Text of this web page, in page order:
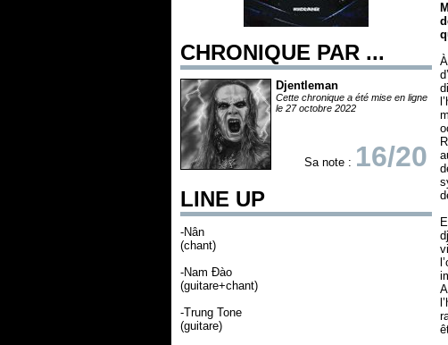
CHRONIQUE PAR ...
Djentleman
Cette chronique a été mise en ligne
le 27 octobre 2022
Sa note : 16/20
LINE UP
-Nân
(chant)
-Nam Đào
(guitare+chant)
-Trung Tone
(guitare)